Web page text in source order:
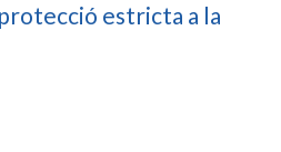
estricta a la